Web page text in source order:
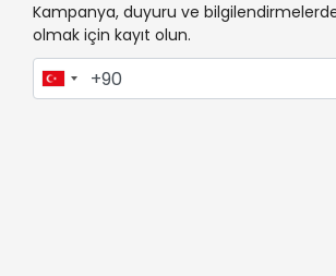
Kampanya, duyuru ve
olmak için kayıt olun.